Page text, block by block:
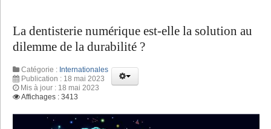
La dentisterie numérique est-elle la solution au
dilemme de la durabilité ?
Catégorie : Internationales
Publication : 18 mai 2023
Mis à jour : 18 mai 2023
Affichages : 3413